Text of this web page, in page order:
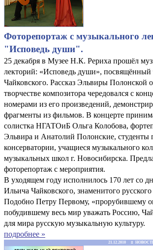
Фоторепортаж с музыкального
"Исповедь души".
25 декабря в Музее Н.К. Рериха прошёл
лекторий: «Исповедь души», посвящённый
Чайковского. Рассказ Эльвиры Полонской
творчестве композитора чередовался с
номерами из его произведений,
фрагменты из фильмов. В концерте
солистка НГАТОиБ Ольга Колобова,
Эльвира и Анатолий Полонские, студенты
консерватории, учащиеся музыкального
музыкальных школ г. Новосибирска.
фоторепортаж с мероприятия.
В уходящем году исполнилось 170 лет со
Ильича Чайковского, знаменитого
Подобно Петру Первому, «прорубившему
побудившему весь мир уважать Россию,
для мира русскую музыкальную культуру.
подробнее »
21.12.2010 ≡